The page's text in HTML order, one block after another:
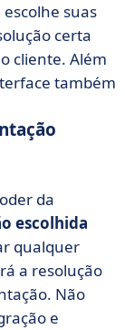
suas
certa
cliente. Além
também
da
escolhida
qualquer
a resolução
Não
e